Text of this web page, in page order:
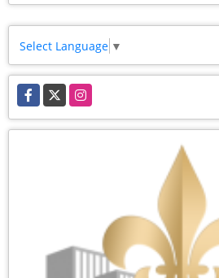
Select Language ▼
Facebook
X Instagram